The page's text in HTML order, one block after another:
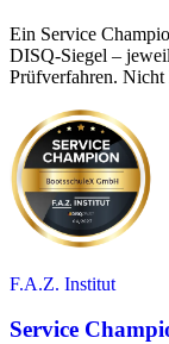
Ein Service
DISQ-Siegel –
Prüfverfahren.
F.A.Z. Institut
Service